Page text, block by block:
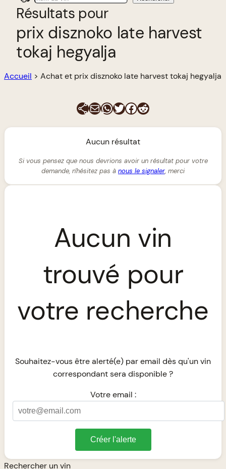
Résultats pour
prix disznoko late harvest
tokaj hegyalja
Accueil > Achat et prix disznoko late harvest tokaj hegyalja
E-mailWhatsApp
Twitter
Facebook
Reddit
Aucun résultat
Si vous pensez que nous devrions avoir un résultat pour votre
demande, n'hésitez pas à nous le signaler, merci
Aucun vin
trouvé pour
votre recherche
Souhaitez-vous être alerté(e) par email dès qu'un vin
correspondant sera disponible ?
Votre email :
Créer l'alerte
Rechercher un vin